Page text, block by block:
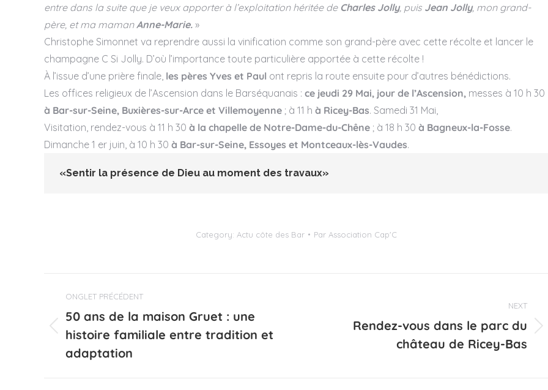
entre dans la suite que je veux apporter à l’exploitation héritée de Charles Jolly, puis Jean Jolly, mon grand-
père, et ma mamanAnne-Marie. »
Christophe Simonnet va reprendre aussi la vinification comme son grand-père avec cette récolte et lancer le
champagne C Si Jolly. D’où l’importance toute particulière apportée à cette récolte !
À l’issue d’une prière finale, les pères Yves et Paul ont repris la route ensuite pour d’autres bénédictions.
Les offices religieux de l’Ascension dans le Barséquanais : ce jeudi 29 Mai, jour de l’Ascension, messes à 10 h 30
à Bar-sur-Seine, Buxières-sur-Arce et Villemoyenne ; à 11 h à Ricey-Bas. Samedi 31 Mai,
Visitation, rendez-vous à 11 h 30 à la chapelle de Notre-Dame-du-Chêne ; à 18 h 30 à Bagneux-la-Fosse.
Dimanche 1 er juin, à 10 h 30 à Bar-sur-Seine, Essoyes et Montceaux-lès-Vaudes.
«Sentir la présence de Dieu au moment des travaux»
Category: Actu côte des Bar Par Association Cap'C
Navigation
de
commentaire
ONGLET PRÉCÉDENT
Onglet
précédent
50 ans de la maison Gruet : une
histoire familiale entre tradition et
adaptation
NEXT
Rendez-vous dans le parc du
château de Ricey-Bas